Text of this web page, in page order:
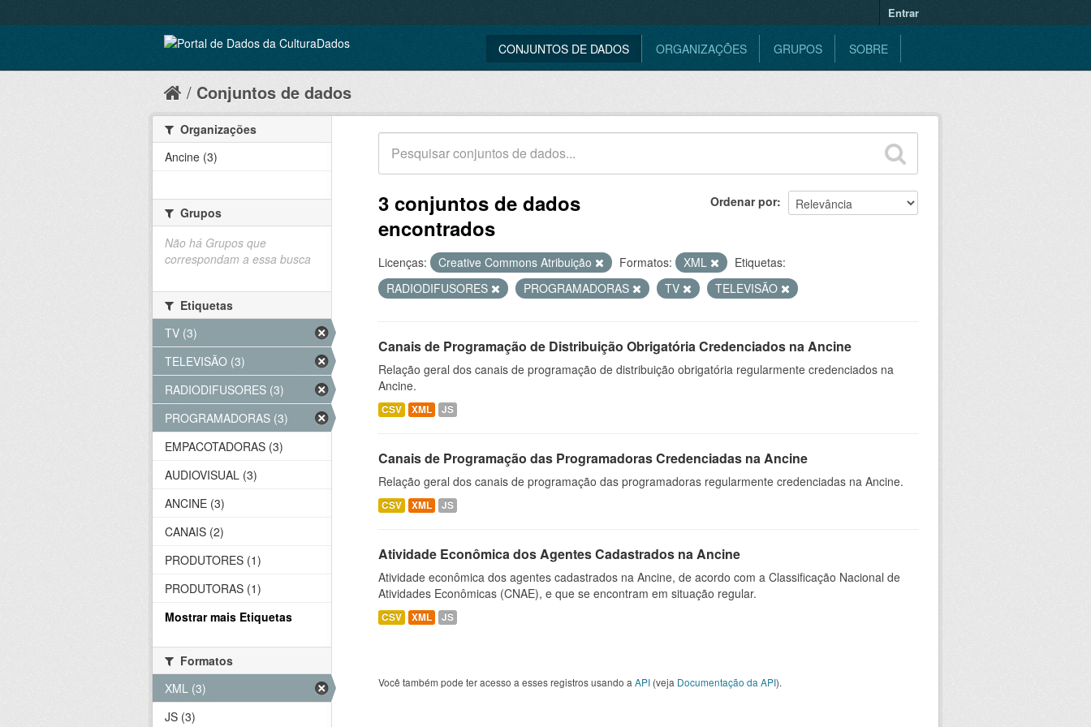
Entrar
CONJUNTOS DE DADOS ORGANIZAÇÕES GRUPOS SOBRE
Conjuntos de dados
Ordenar por
3 conjuntos de dados
encontrados
Licenças: Creative Commons Atribuição Formatos: XML
Etiquetas:
RADIODIFUSORES
PROGRAMADORAS TV TELEVISÃO
Canais de Programação de Distribuição Obrigatória Credenciados na Ancine
Relação geral dos canais de programação de distribuição obrigatória regularmente credenciados na
Ancine.
CSV XML JS
Canais de Programação das Programadoras Credenciadas na Ancine
Relação geral dos canais de programação das programadoras regularmente credenciadas na Ancine.
CSV XML JS
Atividade Econômica dos Agentes Cadastrados na Ancine
Atividade econômica dos agentes cadastrados na Ancine, de acordo com a Classificação Nacional de
Atividades Econômicas (CNAE), e que se encontram em situação regular.
CSV XML JS
Você também pode ter acesso a esses registros usando a API (veja Documentação da API).
Organizações
Ancine (3)
Grupos
Não há Grupos que
correspondam a essa busca
Etiquetas
TV (3)
TELEVISÃO (3)
RADIODIFUSORES (3)
PROGRAMADORAS (3)
EMPACOTADORAS (3)
AUDIOVISUAL (3)
ANCINE (3)
CANAIS (2)
PRODUTORES (1)
PRODUTORAS (1)
Mostrar mais Etiquetas
Formatos
XML (3)
JS (3)